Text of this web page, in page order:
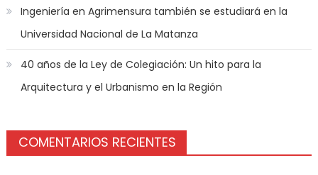
Ingeniería en Agrimensura también se estudiará en la
Universidad Nacional de La Matanza
40 años de la Ley de Colegiación: Un hito para la
Arquitectura y el Urbanismo en la Región
COMENTARIOS RECIENTES